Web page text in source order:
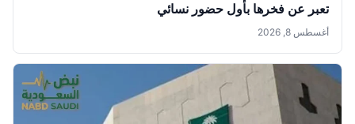
تعبر عن فخرها بأول حضور نسائي
أغسطس 8, 2026